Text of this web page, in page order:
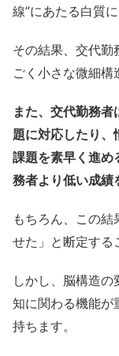
線”にあたる白質
その結果、交代勤
ごく小さな微細構
また、交代勤務
題に対応したり、
課題を素早く進め
務者より低い成績
もちろん、この
せた」と断定する
しかし、脳構造
知に関わる機能が
持ちます。